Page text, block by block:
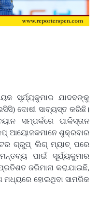
ସୂର୍ଯ୍ୟକୁମାର ଯାଦବଙ୍କୁ
ଦୋଷୀ ସାବ୍ୟସ୍ତ କରିଛି।
ସମ୍ପର୍କରେ ପାକିସ୍ତାନ
ଆୟୋଜକମାନେ ଶୁକ୍ରବାର
ଗ୍ରୁପ୍ ଲିଗ୍ ମ୍ୟାଚ୍ ପରେ
ପାଇଁ ସୂର୍ଯ୍ୟକୁମାର
ଜରିମାନା କରାଯାଇଛି,
ମଧ୍ୟରେ ହୋଇଥିବା ସାମରିକ